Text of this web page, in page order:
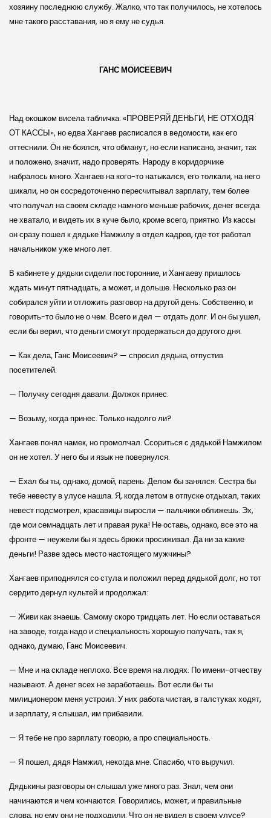
хозяину последнюю службу. Жалко, что так получилось, не хотелось
мне такого расставания, но я ему не судья.
ГАНС МОИСЕЕВИЧ
Над окошком висела табличка: «ПРОВЕРЯЙ ДЕНЬГИ, НЕ ОТХОДЯ
ОТ КАССЫ», но едва Хангаев расписался в ведомости, как его
оттеснили. Он не боялся, что обманут, но если написано, значит, так
и положено, значит, надо проверять. Народу в коридорчике
набралось много. Хангаев на кого-то натыкался, его толкали, на него
шикали, но он сосредоточенно пересчитывал зарплату, тем более
что получал на своем складе намного меньше рабочих, денег всегда
не хватало, и видеть их в куче было, кроме всего, приятно. Из кассы
он сразу пошел к дядьке Намжилу в отдел кадров, где тот работал
начальником уже много лет.
В кабинете у дядьки сидели посторонние, и Хангаеву пришлось
ждать минут пятнадцать, а может, и дольше. Несколько раз он
собирался уйти и отложить разговор на другой день. Собственно, и
говорить-то было не о чем. Всего и дел — отдать долг. И он бы ушел,
если бы верил, что деньги смогут продержаться до другого дня.
— Как дела, Ганс Моисеевич? — спросил дядька, отпустив
посетителей.
— Получку сегодня давали. Должок принес.
— Возьму, когда принес. Только надолго ли?
Хангаев понял намек, но промолчал. Ссориться с дядькой Намжилом
он не хотел. У него бы и язык не повернулся.
— Ехал бы ты, однако, домой, парень. Делом бы занялся. Сестра бы
тебе невесту в улусе нашла. Я, когда летом в отпуске отдыхал, таких
невест подсмотрел, красавицы выросли — пальчики оближешь. Эх,
где мои семнадцать лет и правая рука! Не оставь, однако, все это на
фронте — неужели бы я здесь брюки просиживал. Да ни за какие
деньги! Разве здесь место настоящего мужчины?
Хангаев приподнялся со стула и положил перед дядькой долг, но тот
сердито дернул культей и продолжал:
— Живи как знаешь. Самому скоро тридцать лет. Но если оставаться
на заводе, тогда надо и специальность хорошую получать, так я,
однако, думаю, Ганс Моисеевич.
— Мне и на складе неплохо. Все время на людях. По имени-отчеству
называют. А денег всех не заработаешь. Вот если бы ты
милиционером меня устроил. У них работа чистая, в галстуках ходят,
и зарплату, я слышал, им прибавили.
— Я тебе не про зарплату говорю, а про специальность.
— Я пошел, дядя Намжил, некогда мне. Спасибо, что выручил.
Дядькины разговоры он слышал уже много раз. Знал, чем они
начинаются и чем кончаются. Говорились, может, и правильные
слова, но ему они не подходили. Что он не видел в своем улусе?